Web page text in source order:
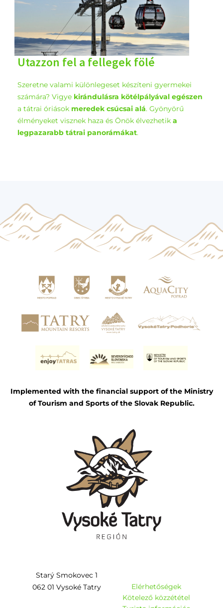
Utazzon fel a fellegek fölé
Szeretne valami különlegeset készíteni gyermekei
számára? Vigye kirándulásra kötélpályával egészen
a tátrai óriások meredek csúcsai alá. Gyönyörű
élményeket visznek haza és Önök élvezhetik a
legpazarabb tátrai panorámákat.
Implemented with the financial support of the Ministry
of Tourism and Sports of the Slovak Republic.
Starý Smokovec 1
062 01 Vysoké Tatry
Elérhetőségek
Kötelező közzététel